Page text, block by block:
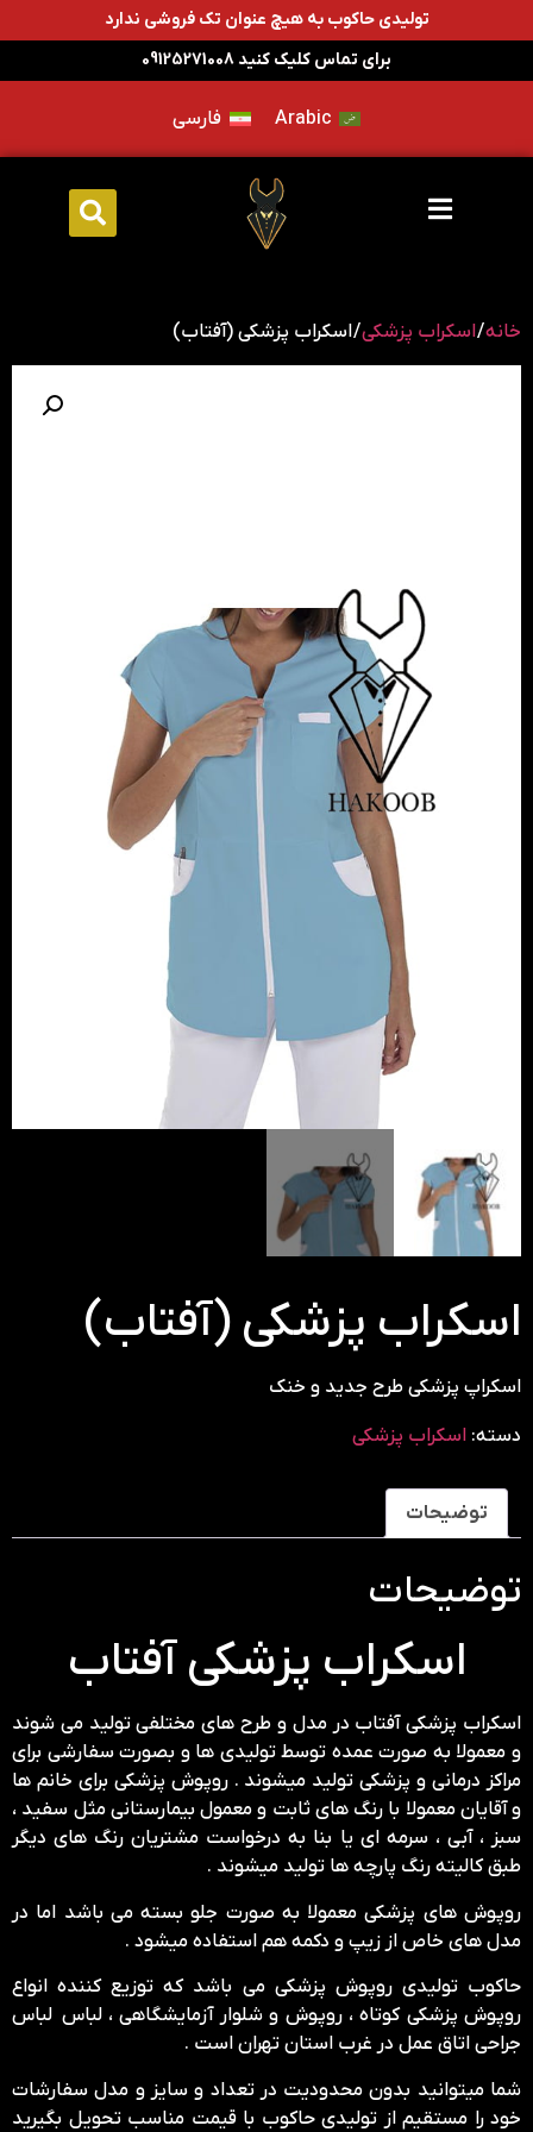
تولیدی حاکوب به هیچ عنوان تک فروشی ندارد
برای تماس کلیک کنید 09125271008
Arabic فارسی
خانه/اسکراب پزشکی/ اسکراب پزشکی (آفتاب)
اسکراب پزشکی (آفتاب)
اسکراپ پزشکی طرح جدید و خنک
دسته: اسکراب پزشکی
توضیحات
توضیحات
اسکراب پزشکی آفتاب
اسکراب پزشکی آفتاب در مدل و طرح های مختلفی تولید می شوند
و معمولا به صورت عمده توسط تولیدی ها و بصورت سفارشی برای
مراکز درمانی و پزشکی تولید میشوند . روپوش پزشکی برای خانم ها
و آقایان معمولا با رنگ های ثابت و معمول بیمارستانی مثل سفید ،
سبز ، آبی ، سرمه ای یا بنا به درخواست مشتریان رنگ های دیگر
طبق کالیته رنگ پارچه ها تولید میشوند .
روپوش های پزشکی معمولا به صورت جلو بسته می باشد اما در
مدل های خاص از زیپ و دکمه هم استفاده میشود .
حاکوب تولیدی روپوش پزشکی می باشد که توزیع کننده انواع
روپوش پزشکی کوتاه ، روپوش و شلوار آزمایشگاهی ، لباس لباس
جراحی اتاق عمل در غرب استان تهران است .
شما میتوانید بدون محدودیت در تعداد و سایز و مدل سفارشات
خود را مستقیم از تولیدی حاکوب با قیمت مناسب تحویل بگیرید